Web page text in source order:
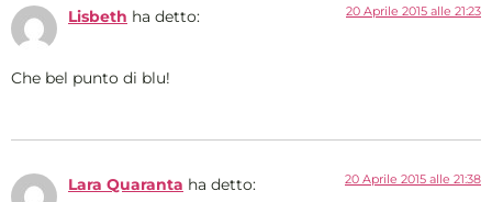
Lisbeth ha detto: 20 Aprile 2015 alle 21:23
Che bel punto di blu!
Lara Quaranta ha detto: 20 Aprile 2015 alle 21:38